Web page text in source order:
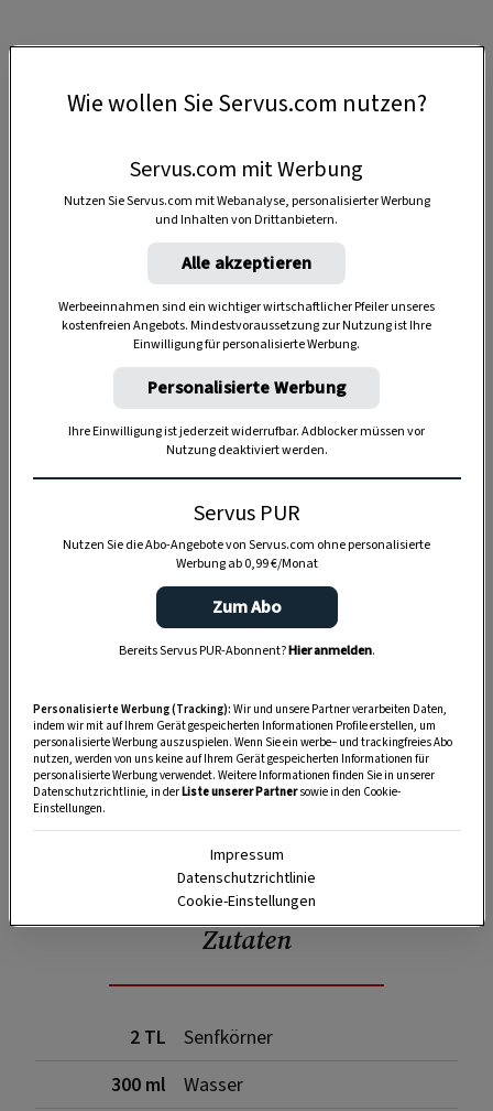
SPEICHERN DRUCKEN
Zutaten
2 TL
Senfkörner
300 ml
Wasser
Wie wollen Sie Servus.com nutzen?
Servus.com mit Werbung
Nutzen Sie Servus.com mit Webanalyse, personalisierter Werbung
und Inhalten von Drittanbietern.
Alle akzeptieren
Werbeeinnahmen sind ein wichtiger wirtschaftlicher Pfeiler unseres
kostenfreien Angebots. Mindestvoraussetzung zur Nutzung ist Ihre
Einwilligung für personalisierte Werbung.
Personalisierte Werbung
Ihre Einwilligung ist jederzeit widerrufbar. Adblocker müssen vor
Nutzung deaktiviert werden.
Servus PUR
Nutzen Sie die Abo-Angebote von Servus.com ohne personalisierte
Werbung ab 0,99 €/Monat
Zum Abo
Bereits Servus PUR-Abonnent?Hier anmelden.
Personalisierte Werbung (Tracking): Wir und unsere Partner verarbeiten Daten,
indem wir mit auf Ihrem Gerät gespeicherten Informationen Profile erstellen, um
personalisierte Werbung auszuspielen. Wenn Sie ein werbe– und trackingfreies Abo
nutzen, werden von uns keine auf Ihrem Gerät gespeicherten Informationen für
personalisierte Werbung verwendet. Weitere Informationen finden Sie in unserer
Datenschutzrichtlinie, in derListe unserer Partnersowie in den Cookie-
Einstellungen.
Impressum
Datenschutzrichtlinie
Cookie-Einstellungen